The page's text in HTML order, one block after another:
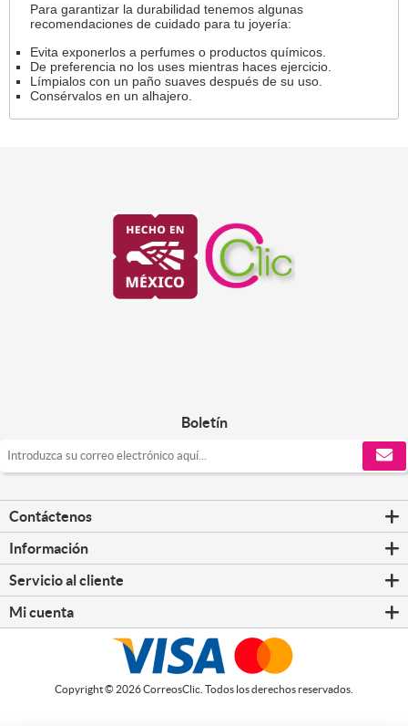
Para garantizar la durabilidad tenemos algunas
recomendaciones de cuidado para tu joyería:
Evita exponerlos a perfumes o productos químicos.
De preferencia no los uses mientras haces ejercicio.
Límpialos con un paño suaves después de su uso.
Consérvalos en un alhajero.
Boletín
Contáctenos
Información
Servicio al cliente
Mi cuenta
Copyright © 2026 CorreosClic. Todos los derechos reservados.